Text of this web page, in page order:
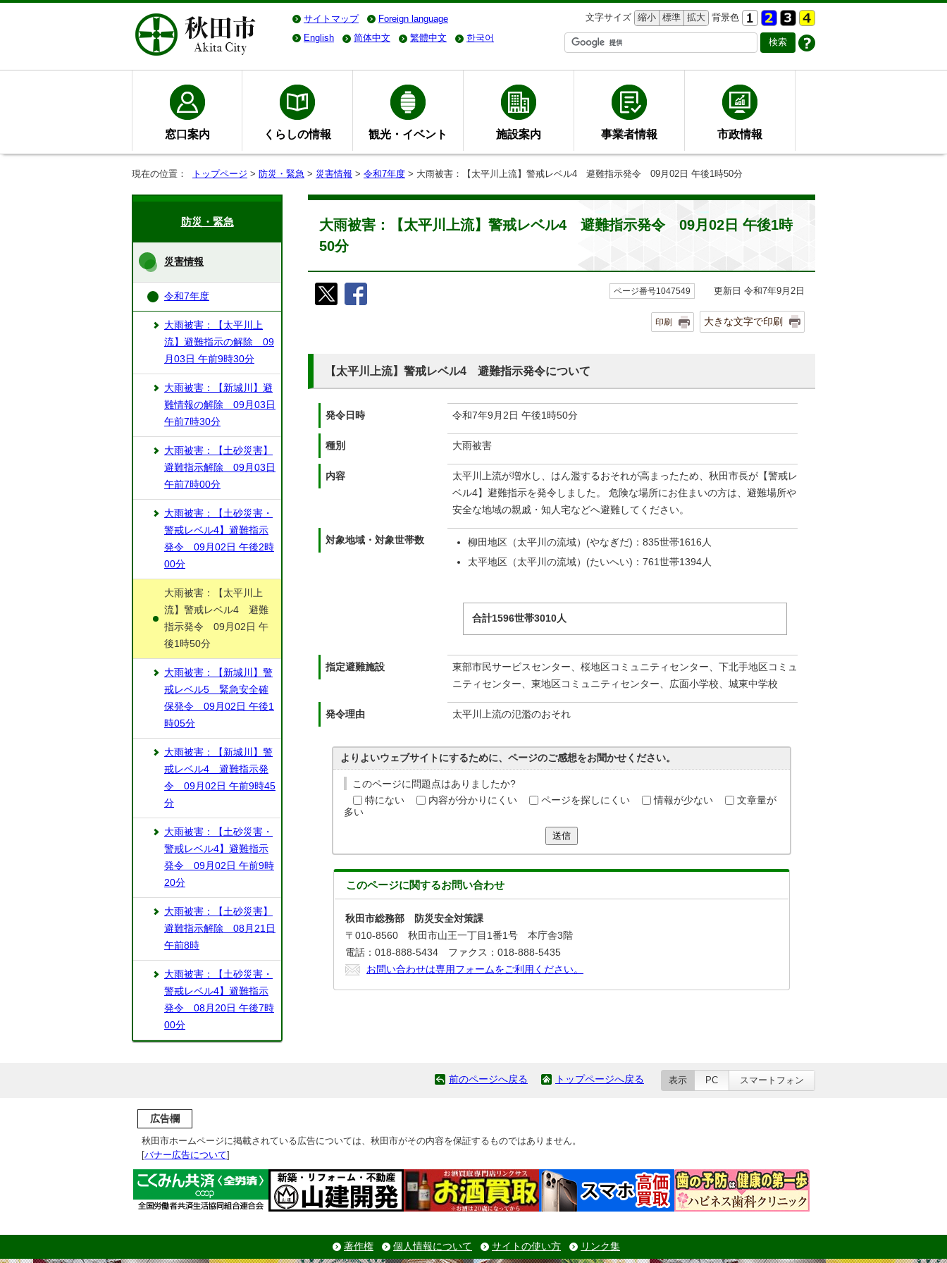
サイトマップ Foreign language 文字サイズ 縮小 標準 拡大 背景色
English
简体中文 繁體中文 한국어
窓口案内 くらしの情報 観光・イベント 施設案内 事業者情報 市政情報
現在の位置： トップページ > 防災・緊急 > 災害情報 > 令和7年度 > 大雨被害：【太平川上流】警戒レベル4 避難指示発令 09月02日 午後1時50分
大雨被害：【太平川上流】警戒レベル4 避難指示発令 09月02日 午後1時
50分
ページ番号1047549 更新日 令和7年9月2日
印刷 大きな文字で印刷
【太平川上流】警戒レベル4 避難指示発令について
発令日時 令和7年9月2日 午後1時50分
種別 大雨被害
内容
太平川上流が増水し、はん濫するおそれが高まったため、秋田市長が【警戒レ
ベル4】避難指示を発令しました。 危険な場所にお住まいの方は、避難場所や
安全な地域の親戚・知人宅などへ避難してください。
対象地域・対象世帯数
柳田地区（太平川の流域）(やなぎだ)：835世帯1616人
太平地区（太平川の流域）(たいへい)：761世帯1394人
合計1596世帯3010人
指定避難施設
東部市民サービスセンター、桜地区コミュニティセンター、下北手地区コミュ
ニティセンター、東地区コミュニティセンター、広面小学校、城東中学校
発令理由 太平川上流の氾濫のおそれ
よりよいウェブサイトにするために、ページのご感想をお聞かせください。
このページに問題点はありましたか?
特にない
内容が分かりにくい ページを探しにくい 情報が少ない
文章量が
多い
送信
このページに関するお問い合わせ
秋田市総務部 防災安全対策課
〒010-8560 秋田市山王一丁目1番1号 本庁舎3階
電話：018-888-5434 ファクス：018-888-5435
お問い合わせは専用フォームをご利用ください。
防災・緊急
災害情報
令和7年度
大雨被害：【太平川上
流】避難指示の解除 09
月03日 午前9時30分
大雨被害：【新城川】避
難情報の解除 09月03日
午前7時30分
大雨被害：【土砂災害】
避難指示解除 09月03日
午前7時00分
大雨被害：【土砂災害・
警戒レベル4】避難指示
発令 09月02日 午後2時
00分
大雨被害：【太平川上
流】警戒レベル4 避難
指示発令 09月02日 午
後1時50分
大雨被害：【新城川】警
戒レベル5 緊急安全確
保発令 09月02日 午後1
時05分
大雨被害：【新城川】警
戒レベル4 避難指示発
令 09月02日 午前9時45
分
大雨被害：【土砂災害・
警戒レベル4】避難指示
発令 09月02日 午前9時
20分
大雨被害：【土砂災害】
避難指示解除 08月21日
午前8時
大雨被害：【土砂災害・
警戒レベル4】避難指示
発令 08月20日 午後7時
00分
前のページへ戻る トップページへ戻る 表示 PC スマートフォン
広告欄
秋田市ホームページに掲載されている広告については、秋田市がその内容を保証するものではありません。
[バナー広告について]
著作権 個人情報について サイトの使い方 リンク集